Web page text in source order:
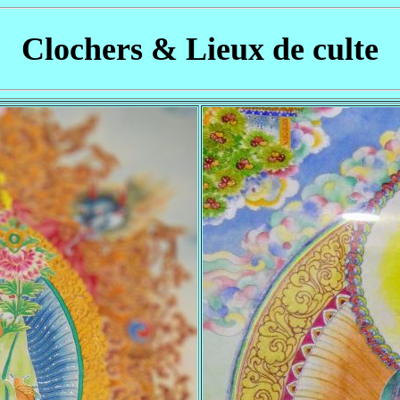
Clochers & Lieux de culte